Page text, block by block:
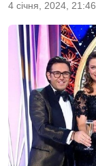
4 сiчня, 2024, 21:46